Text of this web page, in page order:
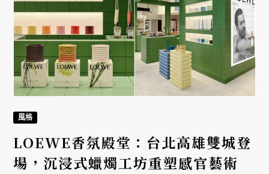
風格
LOEWE香氛殿堂：台北高雄雙城登
場，沉浸式蠟燭工坊重塑感官藝術